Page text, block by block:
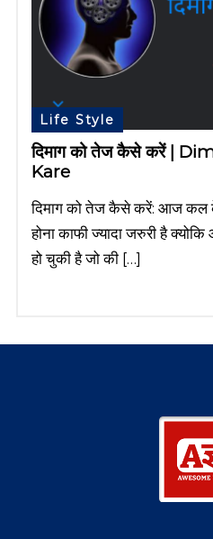
Life Style
दिमाग को तेज कैसे करें |
Kare
दिमाग को तेज कैसे करें: आज कल
होना काफी ज्यादा जरुरी है
हो चुकी है जो की […]